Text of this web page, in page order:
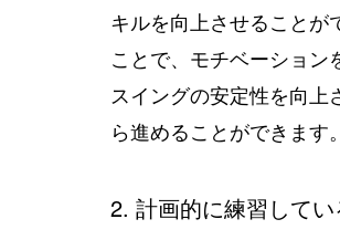
キルを向上させることが
ことで、モチベーショ
スイングの安定性を向上
ら進めることができます。
2. 計画的に練習してい